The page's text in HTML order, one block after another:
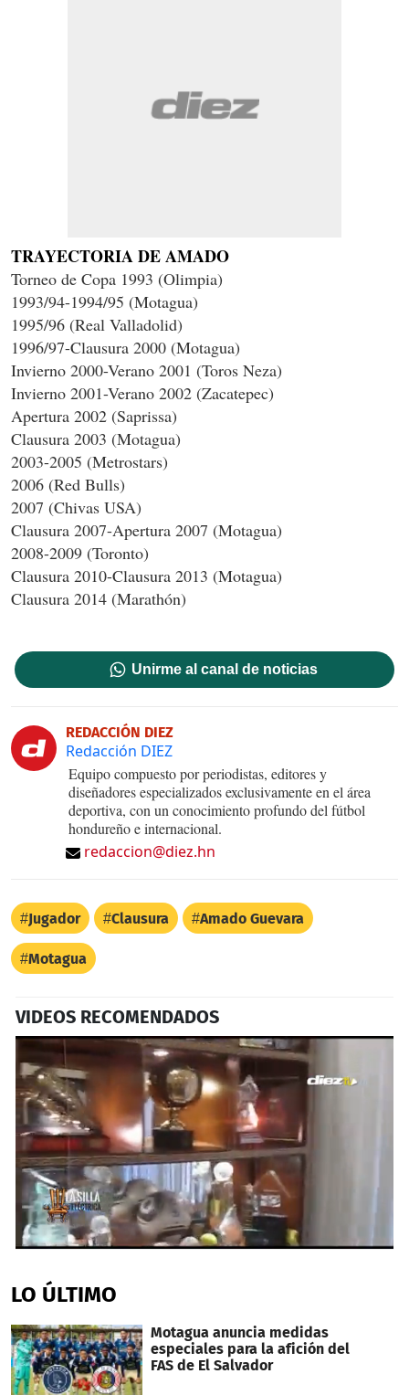
TRAYECTORIA DE AMADO
Torneo de Copa 1993 (Olimpia)
1993/94-1994/95 (Motagua)
1995/96 (Real Valladolid)
1996/97-Clausura 2000 (Motagua)
Invierno 2000-Verano 2001 (Toros Neza)
Invierno 2001-Verano 2002 (Zacatepec)
Apertura 2002 (Saprissa)
Clausura 2003 (Motagua)
2003-2005 (Metrostars)
2006 (Red Bulls)
2007 (Chivas USA)
Clausura 2007-Apertura 2007 (Motagua)
2008-2009 (Toronto)
Clausura 2010-Clausura 2013 (Motagua)
Clausura 2014 (Marathón)
Unirme al canal de noticias
REDACCIÓN DIEZ
Redacción DIEZ
Equipo compuesto por periodistas, editores y
diseñadores especializados exclusivamente en el área
deportiva, con un conocimiento profundo del fútbol
hondureño e internacional.
redaccion@diez.hn
Jugador Clausura Amado Guevara
Motagua
VIDEOS RECOMENDADOS
of
3
10
seconds
LO ÚLTIMO
Motagua anuncia medidas
especiales para la afición del
FAS de El Salvador